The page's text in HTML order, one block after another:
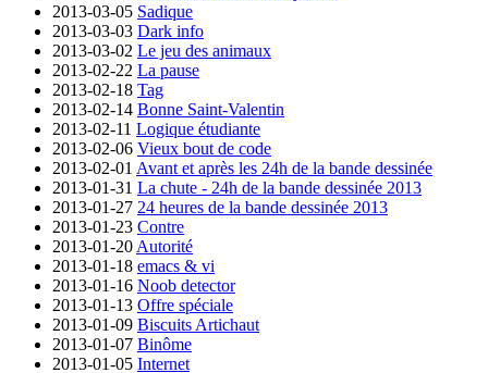
2013-03-05 Sadique
2013-03-03 Dark info
2013-03-02 Le jeu des animaux
2013-02-22 La pause
2013-02-18 Tag
2013-02-14 Bonne Saint-Valentin
2013-02-11 Logique étudiante
2013-02-06 Vieux bout de code
2013-02-01 Avant et après les 24h de la bande dessinée
2013-01-31 La chute - 24h de la bande dessinée 2013
2013-01-27 24 heures de la bande dessinée 2013
2013-01-23 Contre
2013-01-20 Autorité
2013-01-18 emacs & vi
2013-01-16 Noob detector
2013-01-13 Offre spéciale
2013-01-09 Biscuits Artichaut
2013-01-07 Binôme
2013-01-05 Internet